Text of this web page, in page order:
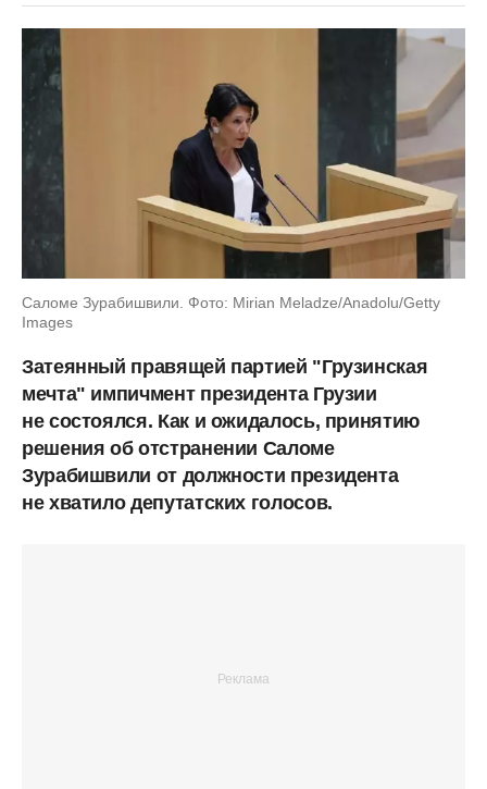
Саломе Зурабишвили. Фото: Mirian Meladze/Anadolu/Getty
Images
Затеянный правящей партией "Грузинская
мечта" импичмент президента Грузии
не состоялся. Как и ожидалось, принятию
решения об отстранении Саломе
Зурабишвили от должности президента
не хватило депутатских голосов.